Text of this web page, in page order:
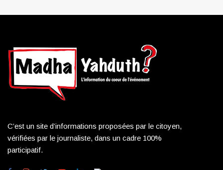
C’est un site d’informations proposées par le citoyen,
vérifiées par le journaliste, dans un cadre 100%
participatif.